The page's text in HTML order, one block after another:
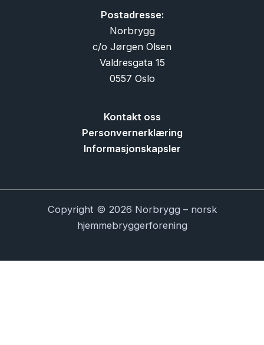
Postadresse:
Norbrygg
c/o Jørgen Olsen
Valdresgata 15
0557 Oslo
Kontakt oss
Personvernerklæring
Informasjonskapsler
Copyright © 2026 Norbrygg – norsk
hjemmebryggerforening